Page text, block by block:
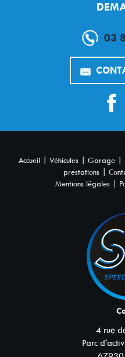
03
Accueil | Véhicules | Garage |
prestations |
Mentions légales |
4 rue
Parc